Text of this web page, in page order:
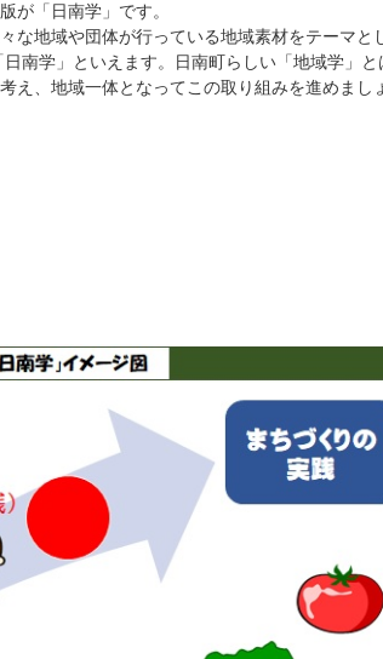
が「日南学」です。
な地域や団体が行っている地域素材をテーマと
南学」といえます。日南町らしい「地域学」と
え、地域一体となってこの取り組みを進めまし